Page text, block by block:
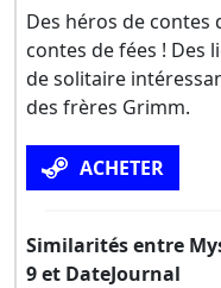
Des héros de contes
contes de fées ! Des
de solitaire
des frères Grimm.
ACHETER
Similarités entre
9 et DateJournal